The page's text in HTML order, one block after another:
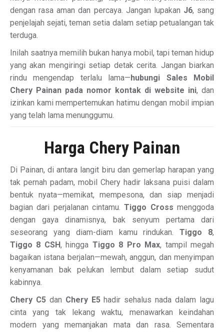
dengan rasa aman dan percaya. Jangan lupakan J6, sang
penjelajah sejati, teman setia dalam setiap petualangan tak
terduga.
Inilah saatnya memilih bukan hanya mobil, tapi teman hidup
yang akan mengiringi setiap detak cerita. Jangan biarkan
rindu mengendap terlalu lama—hubungi Sales Mobil
Chery Painan pada nomor kontak di website ini, dan
izinkan kami mempertemukan hatimu dengan mobil impian
yang telah lama menunggumu.
Harga Chery Painan
Di Painan, di antara langit biru dan gemerlap harapan yang
tak pernah padam, mobil Chery hadir laksana puisi dalam
bentuk nyata—memikat, mempesona, dan siap menjadi
bagian dari perjalanan cintamu.Tiggo Cross menggoda
dengan gaya dinamisnya, bak senyum pertama dari
seseorang yang diam-diam kamu rindukan.Tiggo 8,
Tiggo 8 CSH, hingga Tiggo 8 Pro Max, tampil megah
bagaikan istana berjalan—mewah, anggun, dan menyimpan
kenyamanan bak pelukan lembut dalam setiap sudut
kabinnya.
Chery C5dan Chery E5hadir sehalus nada dalam lagu
cinta yang tak lekang waktu, menawarkan keindahan
modern yang memanjakan mata dan rasa. Sementara